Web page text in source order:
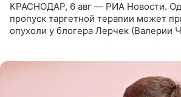
КРАСНОДАР, 6 авг — РИА Новости.
пропуск таргетной терапии может
опухоли у блогера Лерчек (Валерии